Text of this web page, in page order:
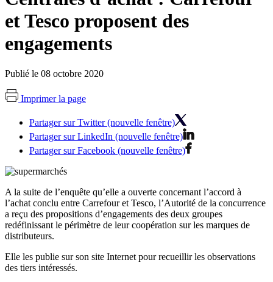
et Tesco proposent des
engagements
Publié le 08 octobre 2020
Imprimer la page
Partager sur Twitter (nouvelle fenêtre)
Partager sur LinkedIn (nouvelle fenêtre)
Partager sur Facebook (nouvelle fenêtre)
A la suite de l’enquête qu’elle a ouverte concernant l’accord à
l’achat conclu entre Carrefour et Tesco, l’Autorité de la concurrence
a reçu des propositions d’engagements des deux groupes
redéfinissant le périmètre de leur coopération sur les marques de
distributeurs.
Elle les publie sur son site Internet pour recueillir les observations
des tiers intéressés.